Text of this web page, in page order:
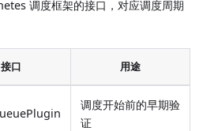
调度框架的接口，对应调度周期
接口 用途
调度开始前的早期验
证